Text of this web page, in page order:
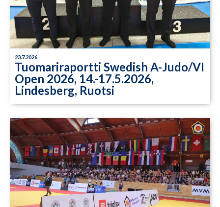
23.7.2026
Tuomariraportti Swedish A-Judo/VI
Open 2026, 14.-17.5.2026,
Lindesberg, Ruotsi